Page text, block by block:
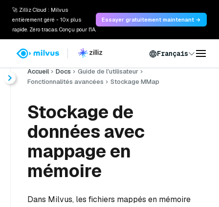
🚀 Zilliz Cloud : Milvus
entièrement géré - 10x plus
rapide. Zéro tracas. Conçu pour l'IA.
Essayer gratuitement maintenant →
Français
Accueil Docs
Guide de l'utilisateur
Fonctionnalités avancées
Stockage MMap
Stockage de
données avec
mappage en
mémoire
Dans Milvus, les fichiers mappés en mémoire